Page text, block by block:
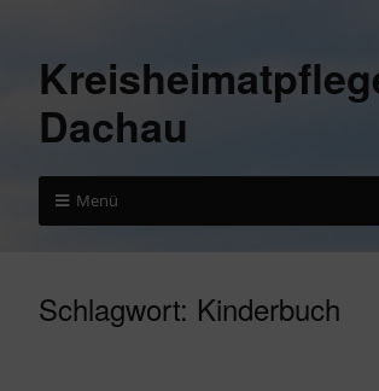
Dachau
Menü
Schlagwort: Kinderbuch